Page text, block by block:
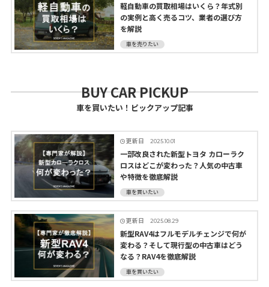
軽自動車の買取相場はいくら？年式別
の実例と高く売るコツ、業者の選び方
を解説
車を売りたい
BUY CAR PICKUP
車を買いたい！ピックアップ記事
車を買いたい
一部改良された新型トヨタ カローラク
ロスはどこが変わった？人気の中古車
や特徴を徹底解説
更新日 2025.10.01
車を買いたい
新型RAV4はフルモデルチェンジで何が
変わる？そして現行型の中古車はどう
なる？RAV4を徹底解説
更新日 2025.08.29